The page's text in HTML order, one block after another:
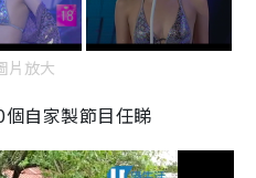
片放大
自家製節目任睇